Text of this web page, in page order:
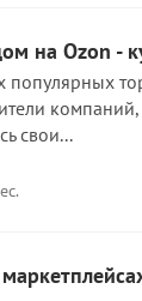
на Ozon -
популярных
свои...